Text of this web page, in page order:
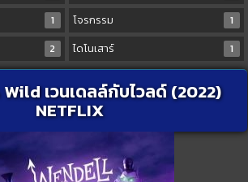
1 โจรกรรม
1
2 ไดโนเสาร์ 1
เวนเดลล์กับไวลด์ (2022)
NETFLIX